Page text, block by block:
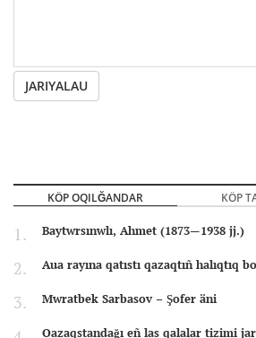
JARIYALAU
KÖP OQILĞANDAR KÖP
Baytwrsınwlı, Ahmet (1873—1938 jj.)
Aua rayına qatıstı qazaqtıñ halıqtıq
Mwratbek Sarbasov – Şofer äni
Qazaqstandağı eñ las qalalar tizimi